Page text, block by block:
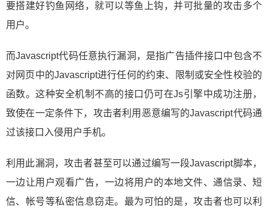
要搭建好钓鱼网络，就可以等鱼上钩，并可批量的攻击多个
用户。
而Javascript代码任意执行漏洞，是指广告插件接口中包含不
对网页中的Javascript进行任何的约束、限制或安全性校验的
函数。这种安全机制不高的接口仍可在Js引擎中成功注册，
致使在一定条件下，攻击者利用恶意编写的Javascript代码通
过该接口入侵用户手机。
利用此漏洞，攻击者甚至可以通过编写一段Javascript脚本，
一边让用户观看广告，一边将用户的本地文件、通信录、短
信、帐号等私密信息窃走。最为可怕的是，攻击者也可以利